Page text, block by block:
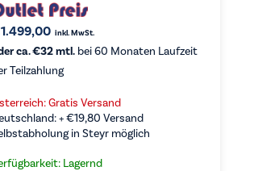
1.499,00 inkl. MwSt.
ca. €32 mtl.bei 60 Monaten Laufzeit
Teilzahlung
Gratis Versand
+€19,80 Versand
in Steyr möglich
Lagernd